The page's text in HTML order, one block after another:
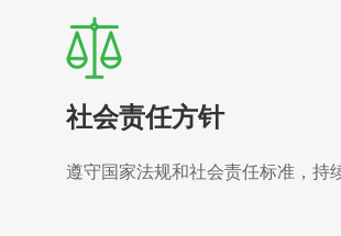
社会责任方针
遵守国家法规和社会责任标准，持